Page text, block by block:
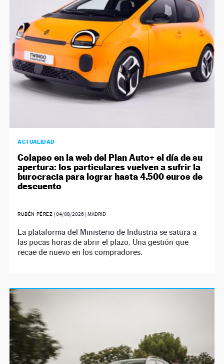
SÍGUENOS
ACTUALIDAD
Colapso en la web del Plan Auto+ el día de su
apertura: los particulares vuelven a sufrir la
burocracia para lograr hasta 4.500 euros de
descuento
RUBÉN PÉREZ |04/08/2026 | MADRID
La plataforma del Ministerio de Industria se satura a
las pocas horas de abrir el plazo. Una gestión que
recae de nuevo en los compradores.